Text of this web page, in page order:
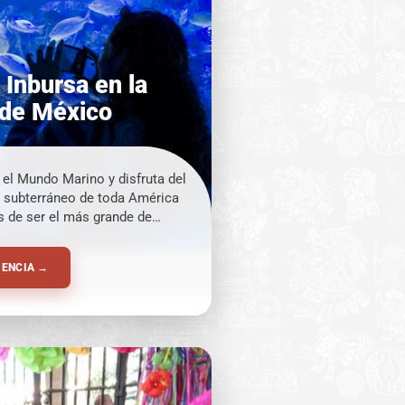
en la
México
Mundo Marino y disfruta del
de toda América
de ser el más grande de
ejemplares de 230
como tiburones, caballitos
cocodrilos, pirañas,
y barracudas, solo por
→